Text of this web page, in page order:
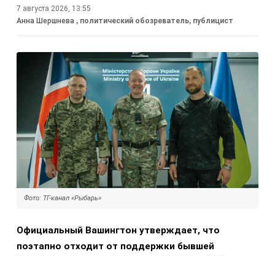
7 августа 2026, 13:55
Анна Шершнева , политический обозреватель, публицист
Фото: ТГ-канал «Рыбарь»
Официальный Вашингтон утверждает, что
поэтапно отходит от поддержки бывшей